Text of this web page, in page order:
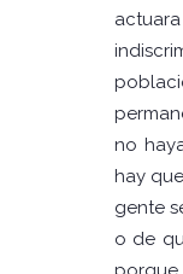
no
hay
gente
o de